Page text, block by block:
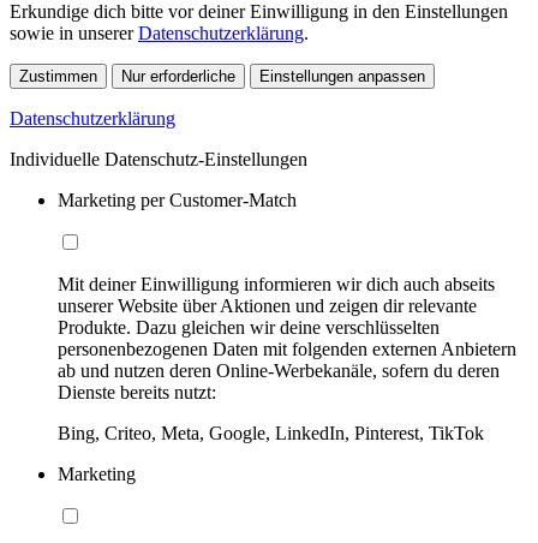
Erkundige dich bitte vor deiner Einwilligung in den Einstellungen
sowie in unsererDatenschutzerklärung.
Zustimmen Nur erforderliche Einstellungen anpassen
Datenschutzerklärung
Individuelle Datenschutz-Einstellungen
Marketing per Customer-Match
Mit deiner Einwilligung informieren wir dich auch abseits
unserer Website über Aktionen und zeigen dir relevante
Produkte. Dazu gleichen wir deine verschlüsselten
personenbezogenen Daten mit folgenden externen Anbietern
ab und nutzen deren Online-Werbekanäle, sofern du deren
Dienste bereits nutzt:
Bing, Criteo, Meta, Google, LinkedIn, Pinterest, TikTok
Marketing